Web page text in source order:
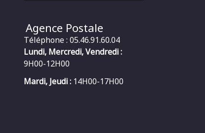
Agence Postale
Téléphone : 05.46.91.60.04
Lundi, Mercredi, Vendredi :
9H00-12H00
Mardi, Jeudi : 14H00-17H00